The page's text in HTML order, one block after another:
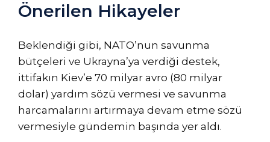
Önerilen Hikayeler
4
öğenin
listesi
listenin
sonu
Beklendiği gibi, NATO’nun savunma
bütçeleri ve Ukrayna’ya verdiği destek,
ittifakın Kiev’e 70 milyar avro (80 milyar
dolar) yardım sözü vermesi ve savunma
harcamalarını artırmaya devam etme sözü
vermesiyle gündemin başında yer aldı.